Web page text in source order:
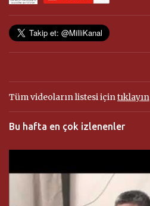
Tüm videoların listesi içintıklayın
Bu hafta en çok izlenenler